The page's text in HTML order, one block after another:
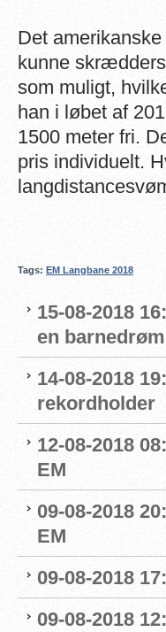
Det
kunne
som muligt,
han i løbet af
1500 meter fri.
pris individuelt.
Tags: EM Langbane 2018
15-08-2018
en barnedrøm
14-08-2018
rekordholder
12-08-2018
EM
09-08-2018
EM
09-08-2018
09-08-2018